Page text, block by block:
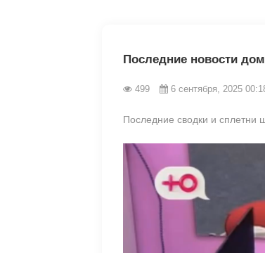
Последние новости
499 6 сентября, 2025
Последние сводки и сплетни